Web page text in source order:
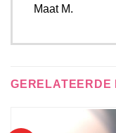
Maat M.
GERELATEERDE